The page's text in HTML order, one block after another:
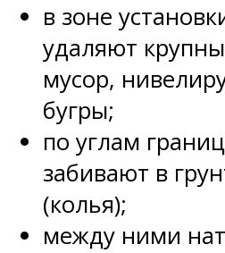
в зоне
удаляют
мусор,
бугры;
по углам
забивают в
(колья);
между ними